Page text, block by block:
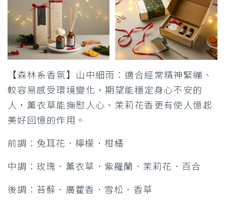
【森林系香氛】山中細雨：適合經常精神緊繃、
較容易感受環境變化，期望能穩定身心不安的
人，薰衣草能撫慰人心、茉莉花香更有使人憶起
美好回憶的作用。
前調：兔耳花．檸檬．柑橘
中調：玫瑰．薰衣草．紫羅蘭．茉莉花．百合
後調：苔蘚．廣藿香．雪松．香草